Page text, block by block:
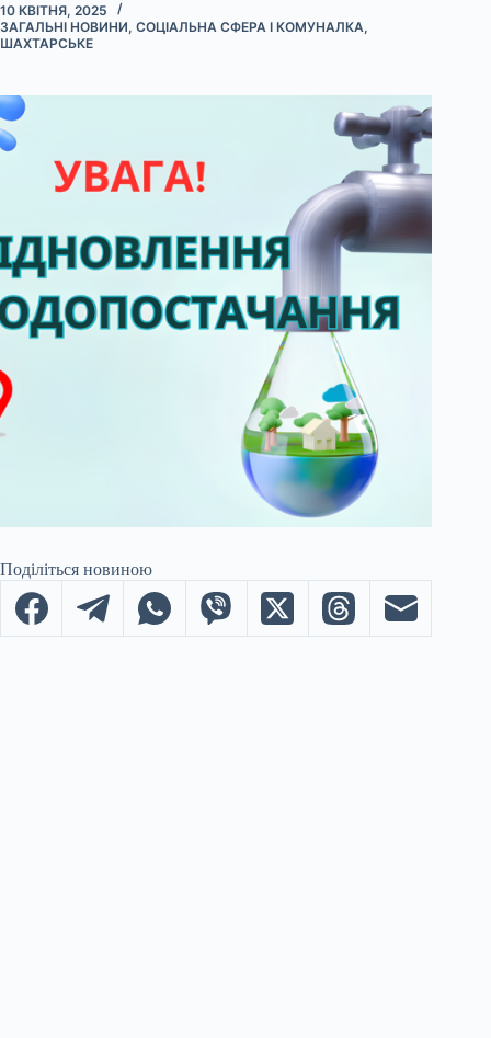
10 КВІТНЯ, 2025
ЗАГАЛЬНІ НОВИНИ, СОЦІАЛЬНА СФЕРА І КОМУНАЛКА,
ШАХТАРСЬКЕ
Поділіться новиною